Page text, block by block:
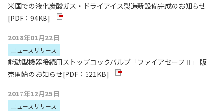
米国での液化炭酸ガス・ドライアイス製造新設備完成のお知らせ
[PDF：94KB]
2018年01月22日
ニュースリリース
能動型機器接続用ストップコックバルブ「ファイアセーフⅡ」 販
売開始のお知らせ[PDF：321KB]
2017年12月25日
ニュースリリース